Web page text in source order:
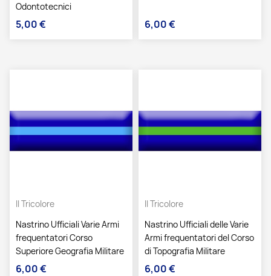
Odontotecnici
Prezzo
5,00 € Prezzo
6,00 €
Il Tricolore
Nastrino Ufficiali Varie Armi
frequentatori Corso
Superiore Geografia Militare
Prezzo
6,00 €
Il Tricolore
Nastrino Ufficiali delle Varie
Armi frequentatori del Corso
di Topografia Militare
Prezzo
6,00 €